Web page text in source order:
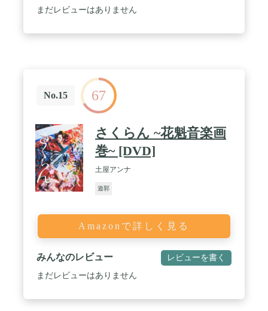
まだレビューはありません
No.15 67
さくらん ~花魁音楽画
巻~ [DVD]
土屋アンナ
遊郭
Amazonで詳しく見る
みんなのレビュー レビューを書く
まだレビューはありません